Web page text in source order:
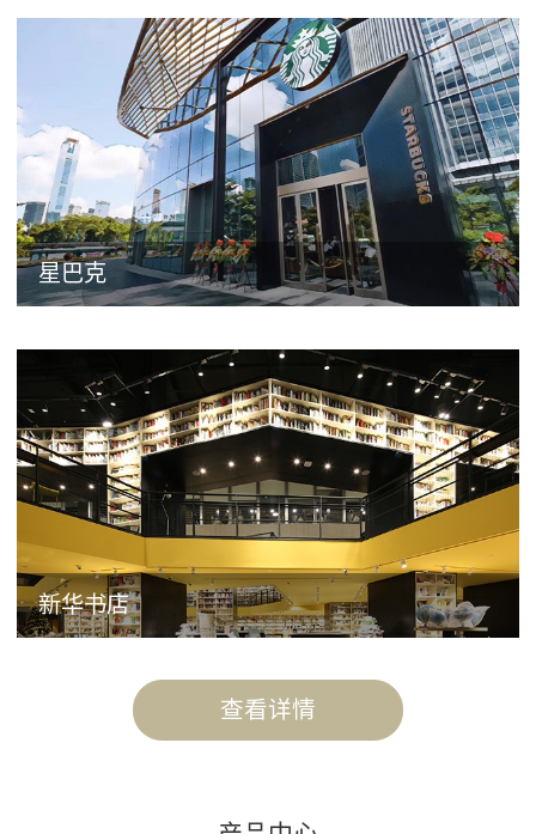
星巴克
新华书店
查看详情